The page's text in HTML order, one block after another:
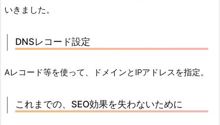
いきました。
DNSレコード設定
Aレコード等を使って、ドメインとIPアドレスを指定。
これまでの、SEO効果を失わないために